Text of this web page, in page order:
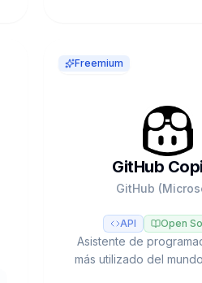
Freemium
GitHub
GitHub
API Open
Asistente de
más utilizado del